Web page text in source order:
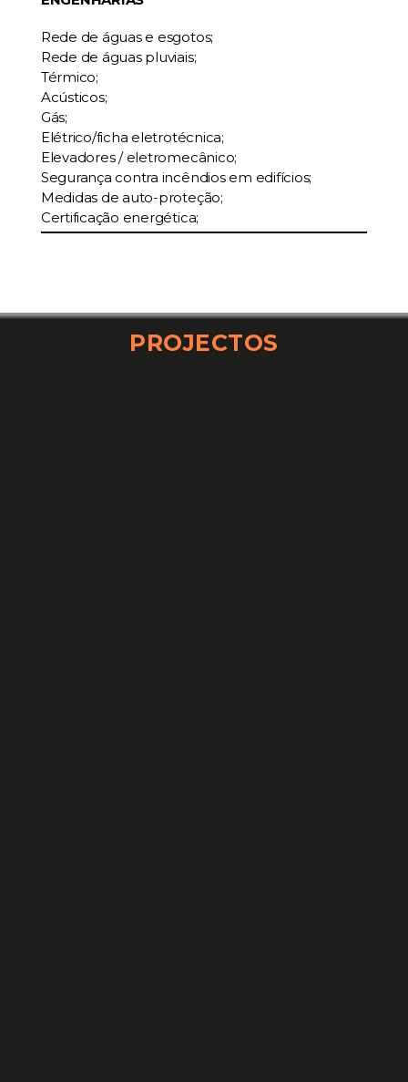
Rede de águas e esgotos;
Rede de águas pluviais;
Térmico;
Acústicos;
Gás;
Elétrico/ficha eletrotécnica;
Elevadores / eletromecânico;
Segurança contra incêndios em edifícios;
Medidas de auto-proteção;
Certificação energética;
PROJECTOS